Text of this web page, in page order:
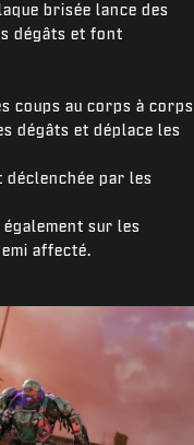
brisée lance des
dégâts et font
coups au corps à corps
dégâts et déplace les
déclenchée par les
sur les
affecté.